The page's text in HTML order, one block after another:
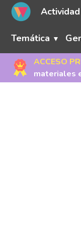
Actividad
Temática
ACCESO
materiales